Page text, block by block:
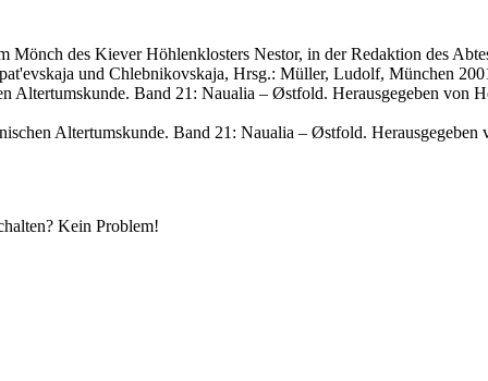
des Kiever Höhlenklosters Nestor, in der Redaktion des
und Chlebnikovskaja, Hrsg.: Müller, Ludolf, München
Band 21: Naualia – Østfold. Herausgegeben von
Altertumskunde. Band 21: Naualia – Østfold.
Kein Problem!